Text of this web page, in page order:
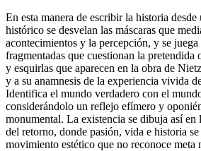
En esta manera de escribir la historia
histórico se desvelan las máscaras que
acontecimientos y la percepción, y se juega
fragmentadas que cuestionan la pretendida
y esquirlas que aparecen en la obra de
y a su anamnesis de la experiencia vivida
Identifica el mundo verdadero con el
considerándolo un reflejo efímero y
monumental. La existencia se dibuja así en
del retorno, donde pasión, vida e historia
movimiento estético que no reconoce meta